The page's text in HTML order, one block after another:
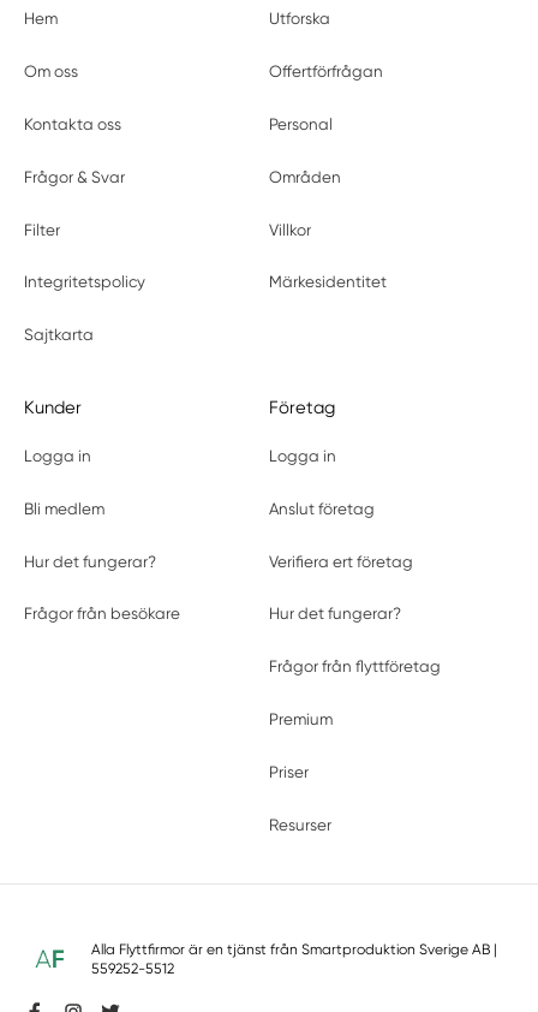
Hem Utforska
Om oss Offertförfrågan
Kontakta oss Personal
Frågor & Svar Områden
Filter Villkor
Integritetspolicy Märkesidentitet
Sajtkarta
Kunder
Logga in
Bli medlem
Hur det fungerar?
Frågor från besökare
Företag
Logga in
Anslut företag
Verifiera ert företag
Hur det fungerar?
Frågor från flyttföretag
Premium
Priser
Resurser
Alla Flyttfirmor är en tjänst frånSmartproduktion Sverige AB |
559252-5512